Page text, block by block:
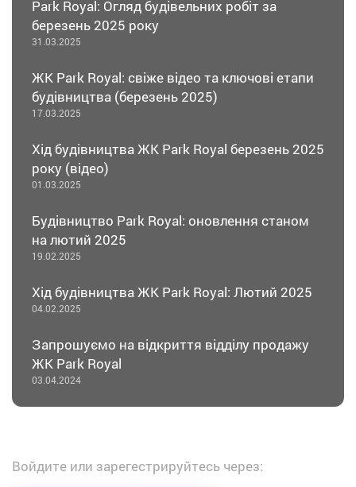
Park Royal: Огляд будівельних робіт за
березень 2025 року
31.03.2025
ЖК Park Royal: свіже відео та ключові етапи
будівництва (березень 2025)
17.03.2025
Хід будівництва ЖК Park Royal березень 2025
року (відео)
01.03.2025
Будівництво Park Royal: оновлення станом
на лютий 2025
19.02.2025
Хід будівництва ЖК Park Royal: Лютий 2025
04.02.2025
Запрошуємо на відкриття відділу продажу
ЖК Park Royal
03.04.2024
Войдите или зарегестрируйтесь через: